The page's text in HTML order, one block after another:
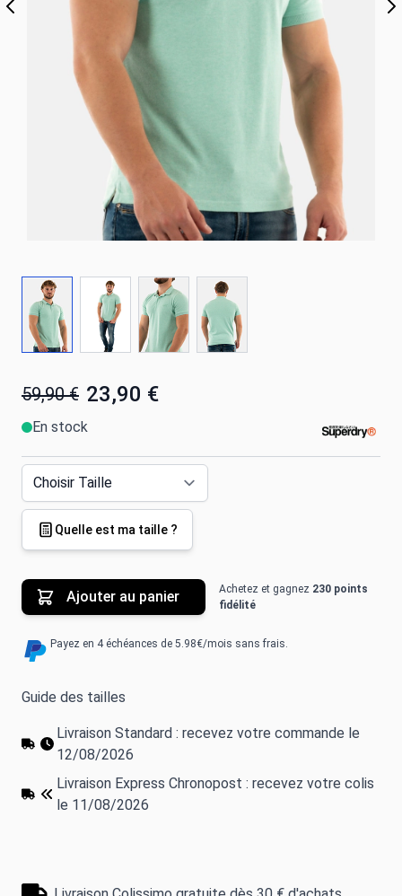
59,90 € 23,90 €
En stock
Quelle est ma taille ?
Ajouter au panier Achetez et gagnez 230 points
fidélité
Payez en 4 échéances de 5.98€/mois sans frais.
Guide des tailles
Livraison Standard : recevez votre commande le
12/08/2026
Livraison Express Chronopost : recevez votre colis
le 11/08/2026